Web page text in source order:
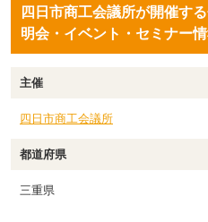
四日市商工会議所が開催す
明会・イベント・セミナー
主催
四日市商工会議所
都道府県
三重県